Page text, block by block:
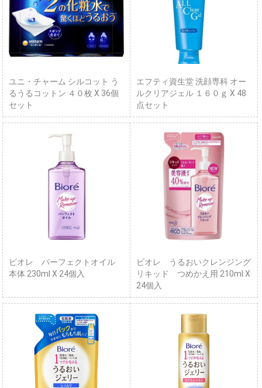
ユニ・チャーム シルコット う
るうるコットン ４０枚 X 36個
セット
エフティ資生堂 洗顔専科 オー
ルクリアジェル １６０ｇ X 48
点セット
ビオレ パーフェクトオイル
本体 230ml X 24個入
ビオレ うるおいクレンジング
リキッド つめかえ用 210ml X
24個入